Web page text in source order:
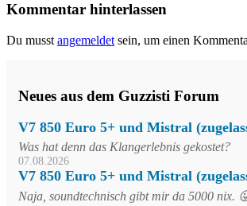
Kommentar hinterlassen
Du musst angemeldet sein, um einen
Neues aus dem Guzzisti Forum
V7 850 Euro 5+ und Mistral
Was hat denn das Klangerlebnis gekostet?
07.08.2026
V7 850 Euro 5+ und Mistral
Naja, soundtechnisch gibt mir da 5000 nix.